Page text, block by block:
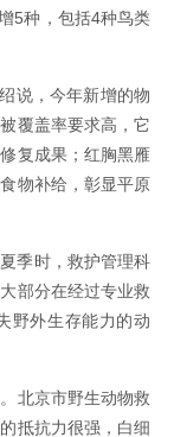
5种，包括4种鸟类
说，今年新增的物
覆盖率要求高，它
复成果；红胸黑雁
物补给，彰显平原
季时，救护管理科
部分在经过专业救
野外生存能力的动
北京市野生动物救
抵抗力很强，白细